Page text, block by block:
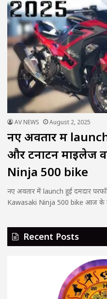
AV NEWS August 2, 2025
नए अवतार में
और टनाटन माइलेज
Ninja 500 bike
नए अवतार में launch हुई दमदार
Kawasaki Ninja 500 bike आज के
Recent Posts